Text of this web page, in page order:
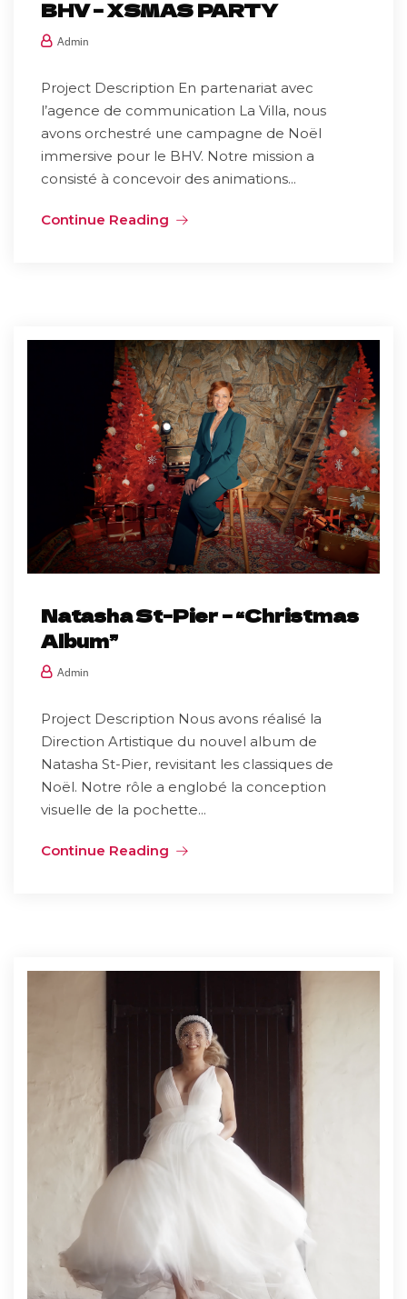
BHV – XSMAS PARTY
Admin
Project Description En partenariat avec
l’agence de communication La Villa, nous
avons orchestré une campagne de Noël
immersive pour le BHV. Notre mission a
consisté à concevoir des animations...
Continue Reading
Natasha St-Pier – “Christmas
Album”
Admin
Project Description Nous avons réalisé la
Direction Artistique du nouvel album de
Natasha St-Pier, revisitant les classiques de
Noël. Notre rôle a englobé la conception
visuelle de la pochette...
Continue Reading